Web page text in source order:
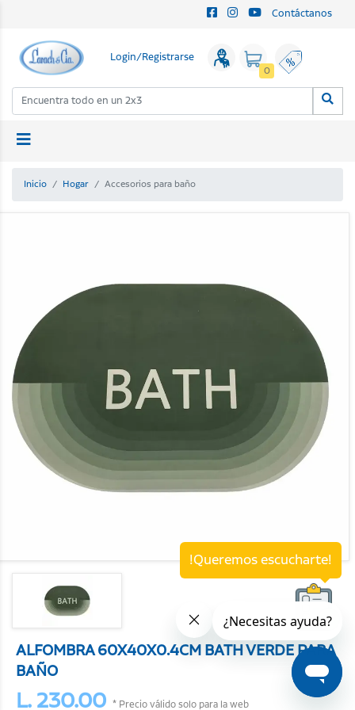
Contáctanos
Login/Registrarse
0
Inicio Hogar Accesorios para baño
ALFOMBRA 60X40X0.4CM BATH VERDE PARA
BAÑO
L. 230.00 * Precio válido solo para la web
!Queremos escucharte!